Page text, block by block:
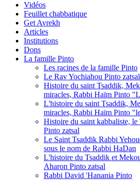
Vidéos
Feuillet chabbatique
Get Avrekh
Articles
Institutions
Dons
La famille Pinto
Les racines de la famille Pinto
Le Rav Yochiahou Pinto zatsal
Histoire du saint Tsaddik,
miracles, Rabbi Haïm Pinto
L'histoire du saint Tsaddik,
miracles, Rabbi Haïm Pinto
Histoire du saint kabbaliste,
Pinto zatsal
Le Saint Tsaddik Rabbi
sous le nom de Rabbi HaDan
L'histoire du Tsaddik et
Aharon Pinto zatsal
Rabbi David 'Hanania Pinto